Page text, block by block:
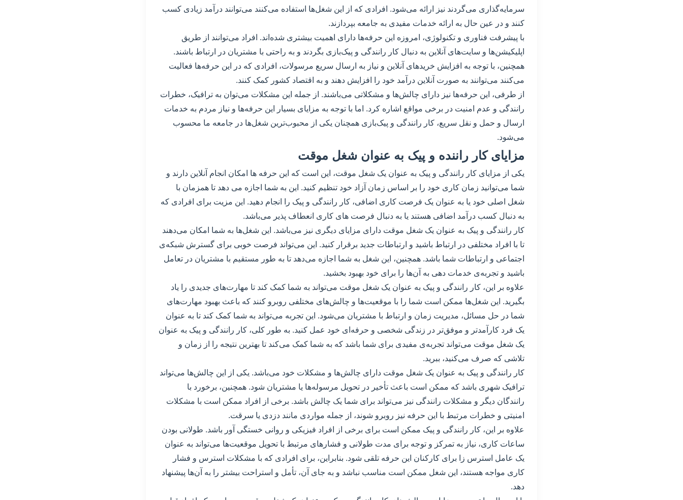
سرمایه‌گذاری می‌گردند نیز ارائه می‌شود. افرادی که از این شغل‌ها استفاده می‌کنند می‌توانند درآمد زیادی کسب
کنند و در عین حال به ارائه خدمات مفیدی به جامعه بپردازند.
با پیشرفت فناوری و تکنولوژی، امروزه این حرفه‌ها دارای اهمیت بیشتری شده‌اند. افراد می‌توانند از طریق
اپلیکیشن‌ها و سایت‌های آنلاین به دنبال کار رانندگی و پیک‌بازی بگردند و به راحتی با مشتریان در ارتباط باشند.
همچنین، با توجه به افزایش خرید‌های آنلاین و نیاز به ارسال سریع مرسولات، افرادی که در این حرفه‌ها فعالیت
می‌کنند می‌توانند به صورت آنلاین درآمد خود را افزایش دهند و به اقتصاد کشور کمک کنند.
از طرفی، این حرفه‌ها نیز دارای چالش‌ها و مشکلاتی می‌باشند. از جمله این مشکلات می‌توان به ترافیک، خطرات
رانندگی و عدم امنیت در برخی مواقع اشاره کرد. اما با توجه به مزایای بسیار این حرفه‌ها و نیاز مردم به خدمات
ارسال و حمل و نقل سریع، کار رانندگی و پیک‌بازی همچنان یکی از محبوب‌ترین شغل‌ها در جامعه ما محسوب
می‌شود.
مزایای کار راننده و پیک به عنوان شغل موقت
یکی از مزایای کار رانندگی و پیک به عنوان یک شغل موقت، این است که این حرفه ها امکان انجام آنلاین دارند و
شما می‌توانید زمان کاری خود را بر اساس زمان آزاد خود تنظیم کنید. این به شما اجازه می دهد تا همزمان با
شغل اصلی خود یا به عنوان یک فرصت کاری اضافی، کار رانندگی و پیک را انجام دهید. این مزیت برای افرادی که
به دنبال کسب درآمد اضافی هستند یا به دنبال فرصت های کاری انعطاف پذیر می‌باشد.
کار رانندگی و پیک به عنوان یک شغل موقت دارای مزایای دیگری نیز می‌باشد. این شغل‌ها به شما امکان می‌دهند
تا با افراد مختلفی در ارتباط باشید و ارتباطات جدید برقرار کنید. این می‌تواند فرصت خوبی برای گسترش شبکه‌ی
اجتماعی و ارتباطات شما باشد. همچنین، این شغل به شما اجازه می‌دهد تا به طور مستقیم با مشتریان در تعامل
باشید و تجربه‌ی خدمات دهی به آن‌ها را برای خود بهبود بخشید.
علاوه بر این، کار رانندگی و پیک به عنوان یک شغل موقت می‌تواند به شما کمک کند تا مهارت‌های جدیدی را یاد
بگیرید. این شغل‌ها ممکن است شما را با موقعیت‌ها و چالش‌های مختلفی روبرو کنند که باعث بهبود مهارت‌های
شما در حل مسائل، مدیریت زمان و ارتباط با مشتریان می‌شود. این تجربه می‌تواند به شما کمک کند تا به عنوان
یک فرد کارآمدتر و موفق‌تر در زندگی شخصی و حرفه‌ای خود عمل کنید. به طور کلی، کار رانندگی و پیک به عنوان
یک شغل موقت می‌تواند تجربه‌ی مفیدی برای شما باشد که به شما کمک می‌کند تا بهترین نتیجه را از زمان و
تلاشی که صرف می‌کنید، ببرید.
کار رانندگی و پیک به عنوان یک شغل موقت دارای چالش‌ها و مشکلات خود می‌باشد. یکی از این چالش‌ها می‌تواند
ترافیک شهری باشد که ممکن است باعث تأخیر در تحویل مرسوله‌ها یا مشتریان شود. همچنین، برخورد با
رانندگان دیگر و مشکلات رانندگی نیز می‌تواند برای شما یک چالش باشد. برخی از افراد ممکن است با مشکلات
امنیتی و خطرات مرتبط با این حرفه نیز روبرو شوند، از جمله مواردی مانند دزدی یا سرقت.
علاوه بر این، کار رانندگی و پیک ممکن است برای برخی از افراد فیزیکی و روانی خستگی آور باشد. طولانی بودن
ساعات کاری، نیاز به تمرکز و توجه برای مدت طولانی و فشارهای مرتبط با تحویل موقعیت‌ها می‌تواند به عنوان
یک عامل استرس زا برای کارکنان این حرفه تلقی شود. بنابراین، برای افرادی که با مشکلات استرس و فشار
کاری مواجه هستند، این شغل ممکن است مناسب نباشد و به جای آن، تأمل و استراحت بیشتر را به آن‌ها پیشنهاد
دهد.